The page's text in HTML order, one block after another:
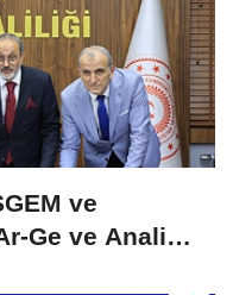
ve
Ge ve Analiz